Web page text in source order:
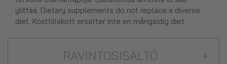
ylittää. Dietary supplements do not replace a diverse
diet. Kosttillskott ersätter inte en mångsidig diet.
RAVINTOSISÄLTÖ +